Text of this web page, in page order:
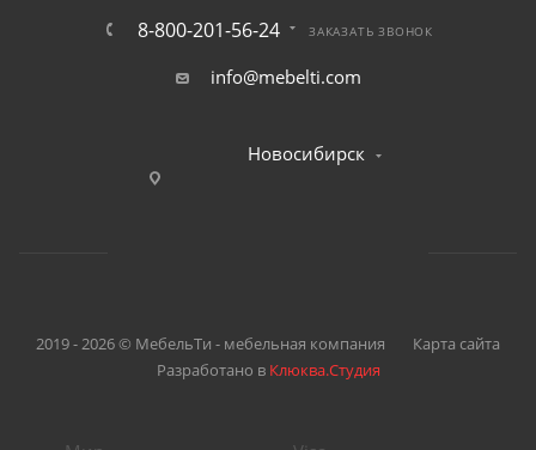
8-800-201-56-24 ЗАКАЗАТЬ ЗВОНОК
info@mebelti.com
Новосибирск
2019 - 2026 © МебельТи - мебельная компания
Карта сайта
Разработано в Клюква.Студия